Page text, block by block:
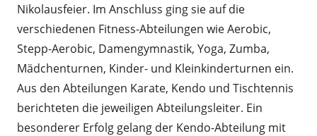
Nikolausfeier. Im Anschluss ging sie auf die
verschiedenen Fitness-Abteilungen wie Aerobic,
Stepp-Aerobic, Damengymnastik, Yoga, Zumba,
Mädchenturnen, Kinder- und Kleinkinderturnen ein.
Aus den Abteilungen Karate, Kendo und Tischtennis
berichteten die jeweiligen Abteilungsleiter. Ein
besonderer Erfolg gelang der Kendo-Abteilung mit